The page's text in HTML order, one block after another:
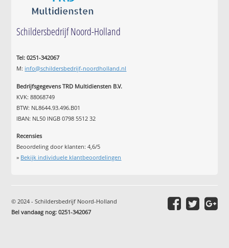
Schildersbedrijf Noord-Holland
Tel: 0251-342067
M: info@schildersbedrijf-noordholland.nl
Bedrijfsgegevens TRD Multidiensten B.V.
KVK: 88068749
BTW: NL8644.93.496.B01
IBAN: NL50 INGB 0798 5512 32
Recensies
Beoordeling door klanten:4,6/5
» Bekijk individuele klantbeoordelingen
© 2024 - Schildersbedrijf Noord-Holland
Bel vandaag nog: 0251-342067